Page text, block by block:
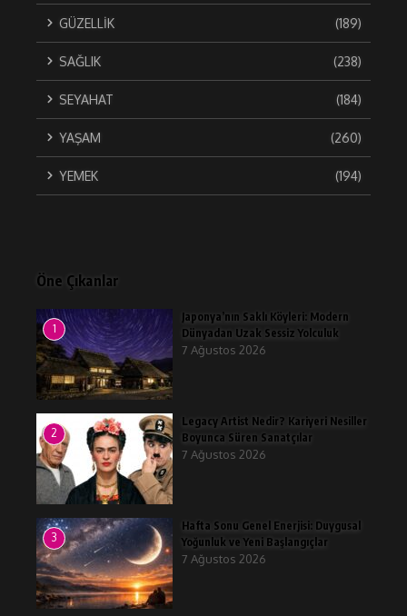
GÜZELLİK (189)
SAĞLIK (238)
SEYAHAT (184)
YAŞAM (260)
YEMEK (194)
Öne Çıkanlar
1
Japonya’nın Saklı Köyleri: Modern
Dünyadan Uzak Sessiz Yolculuk
7 Ağustos 2026
2
Legacy Artist Nedir? Kariyeri Nesiller
Boyunca Süren Sanatçılar
7 Ağustos 2026
3
Hafta Sonu Genel Enerjisi: Duygusal
Yoğunluk ve Yeni Başlangıçlar
7 Ağustos 2026